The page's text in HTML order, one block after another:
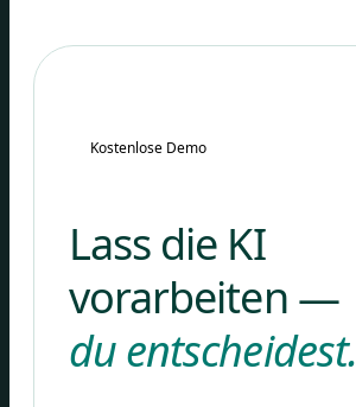
Kostenlose Demo
Lass die KI
vorarbeiten —
du entscheidest.